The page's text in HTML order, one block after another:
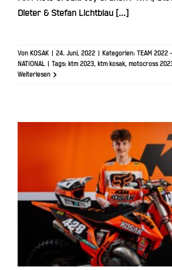
Dieter & Stefan Lichtblau [...]
Von KOSAK 24. Juni, 2022 Kategorien: TEAM 2022
NATIONAL
Tags: ktm 2023, ktm kosak, motocross
Weiterlesen
Henry